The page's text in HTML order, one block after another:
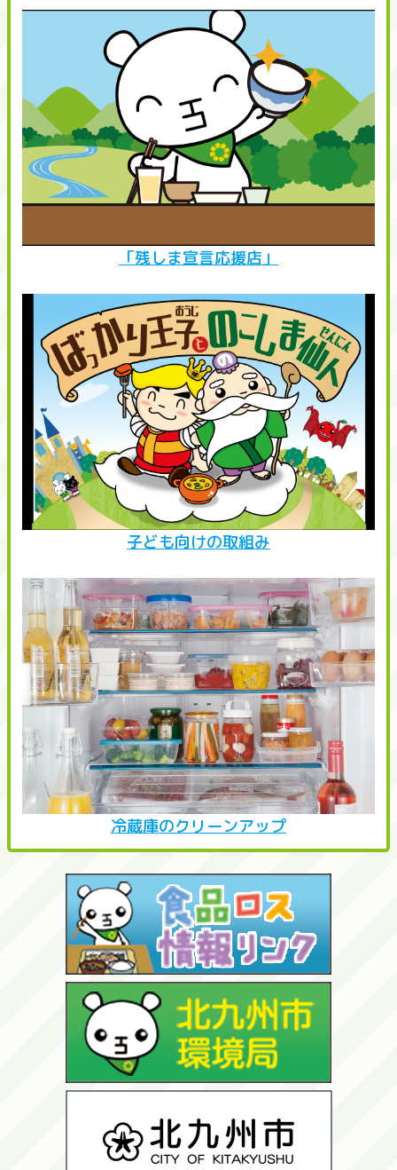
「残しま宣言応援店」
子ども向けの取組み
冷蔵庫のクリーンアップ